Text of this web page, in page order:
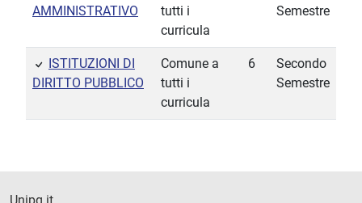
AMMINISTRATIVO
tutti i
curricula
Semestre
ISTITUZIONI DI
DIRITTO PUBBLICO
Comune a
tutti i
curricula
6
Secondo
Semestre